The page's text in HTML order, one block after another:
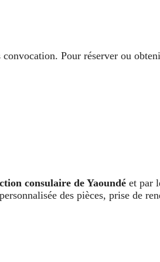
convocation. Pour réserver ou
consulaire de Yaoundé et par
des pièces, prise de